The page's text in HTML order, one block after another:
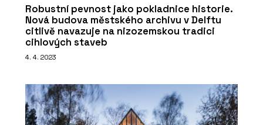
Robustní pevnost jako pokladnice historie.
Nová budova městského archivu v Delftu
citlivě navazuje na nizozemskou tradici
cihlových staveb
4. 4. 2023